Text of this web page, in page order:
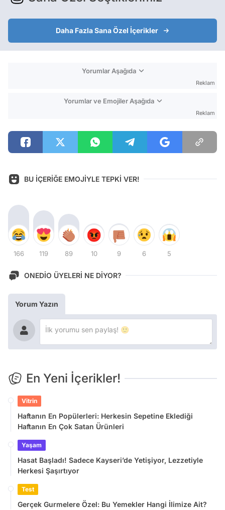
Daha Fazla Sana Özel İçerikler
Yorumlar Aşağıda
Reklam
Yorumlar ve Emojiler Aşağıda
Reklam
BU İÇERİĞE EMOJİYLE TEPKİ VER!
166 119 89 10 9 6 5
ONEDİO ÜYELERİ NE DİYOR?
Yorum Yazın
En Yeni İçerikler!
Vitrin
Haftanın En Popülerleri: Herkesin Sepetine Eklediği
Haftanın En Çok Satan Ürünleri
Yaşam
Hasat Başladı! Sadece Kayseri’de Yetişiyor, Lezzetiyle
Herkesi Şaşırtıyor
Test
Gerçek Gurmelere Özel: Bu Yemekler Hangi İlimize Ait?